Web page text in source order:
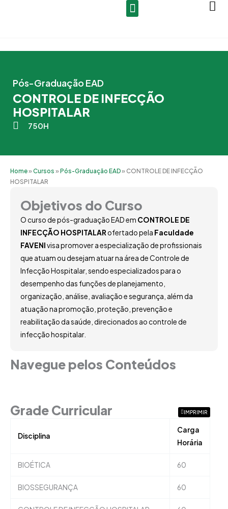
Pós-Graduação EAD
CONTROLE DE INFECÇÃO
HOSPITALAR
750H
Home»Cursos »Pós-Graduação EAD» CONTROLE DE INFECÇÃO
HOSPITALAR
Objetivos do Curso
O curso de pós-graduação EAD em CONTROLE DE
INFECÇÃO HOSPITALAR ofertado pela Faculdade
FAVENIvisa promover a especialização de profissionais
que atuam ou desejam atuar na área de Controle de
Infecção Hospitalar, sendo especializados para o
desempenho das funções de planejamento,
organização, análise, avaliação e segurança, além da
atuação na promoção, proteção, prevenção e
reabilitação da saúde, direcionados ao controle de
infecção hospitalar.
Navegue pelos Conteúdos
IMPRIMIR
Grade Curricular
Disciplina
Carga
Horária
BIOÉTICA 60
BIOSSEGURANÇA 60